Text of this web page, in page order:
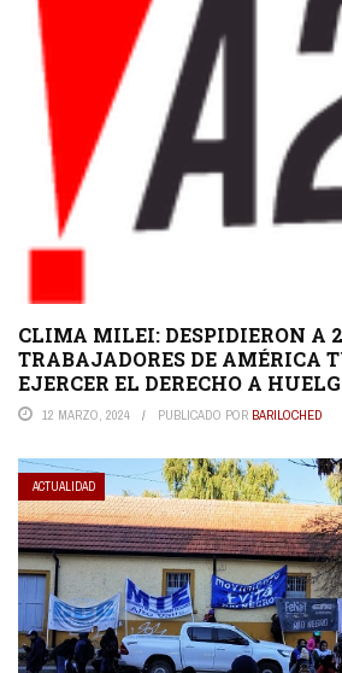
CLIMA MILEI: DESPIDIERON A
TRABAJADORES DE AMÉRICA
EJERCER EL DERECHO A
12 MARZO, 2024 PUBLICADO POR BARILOCHED
ACTUALIDAD